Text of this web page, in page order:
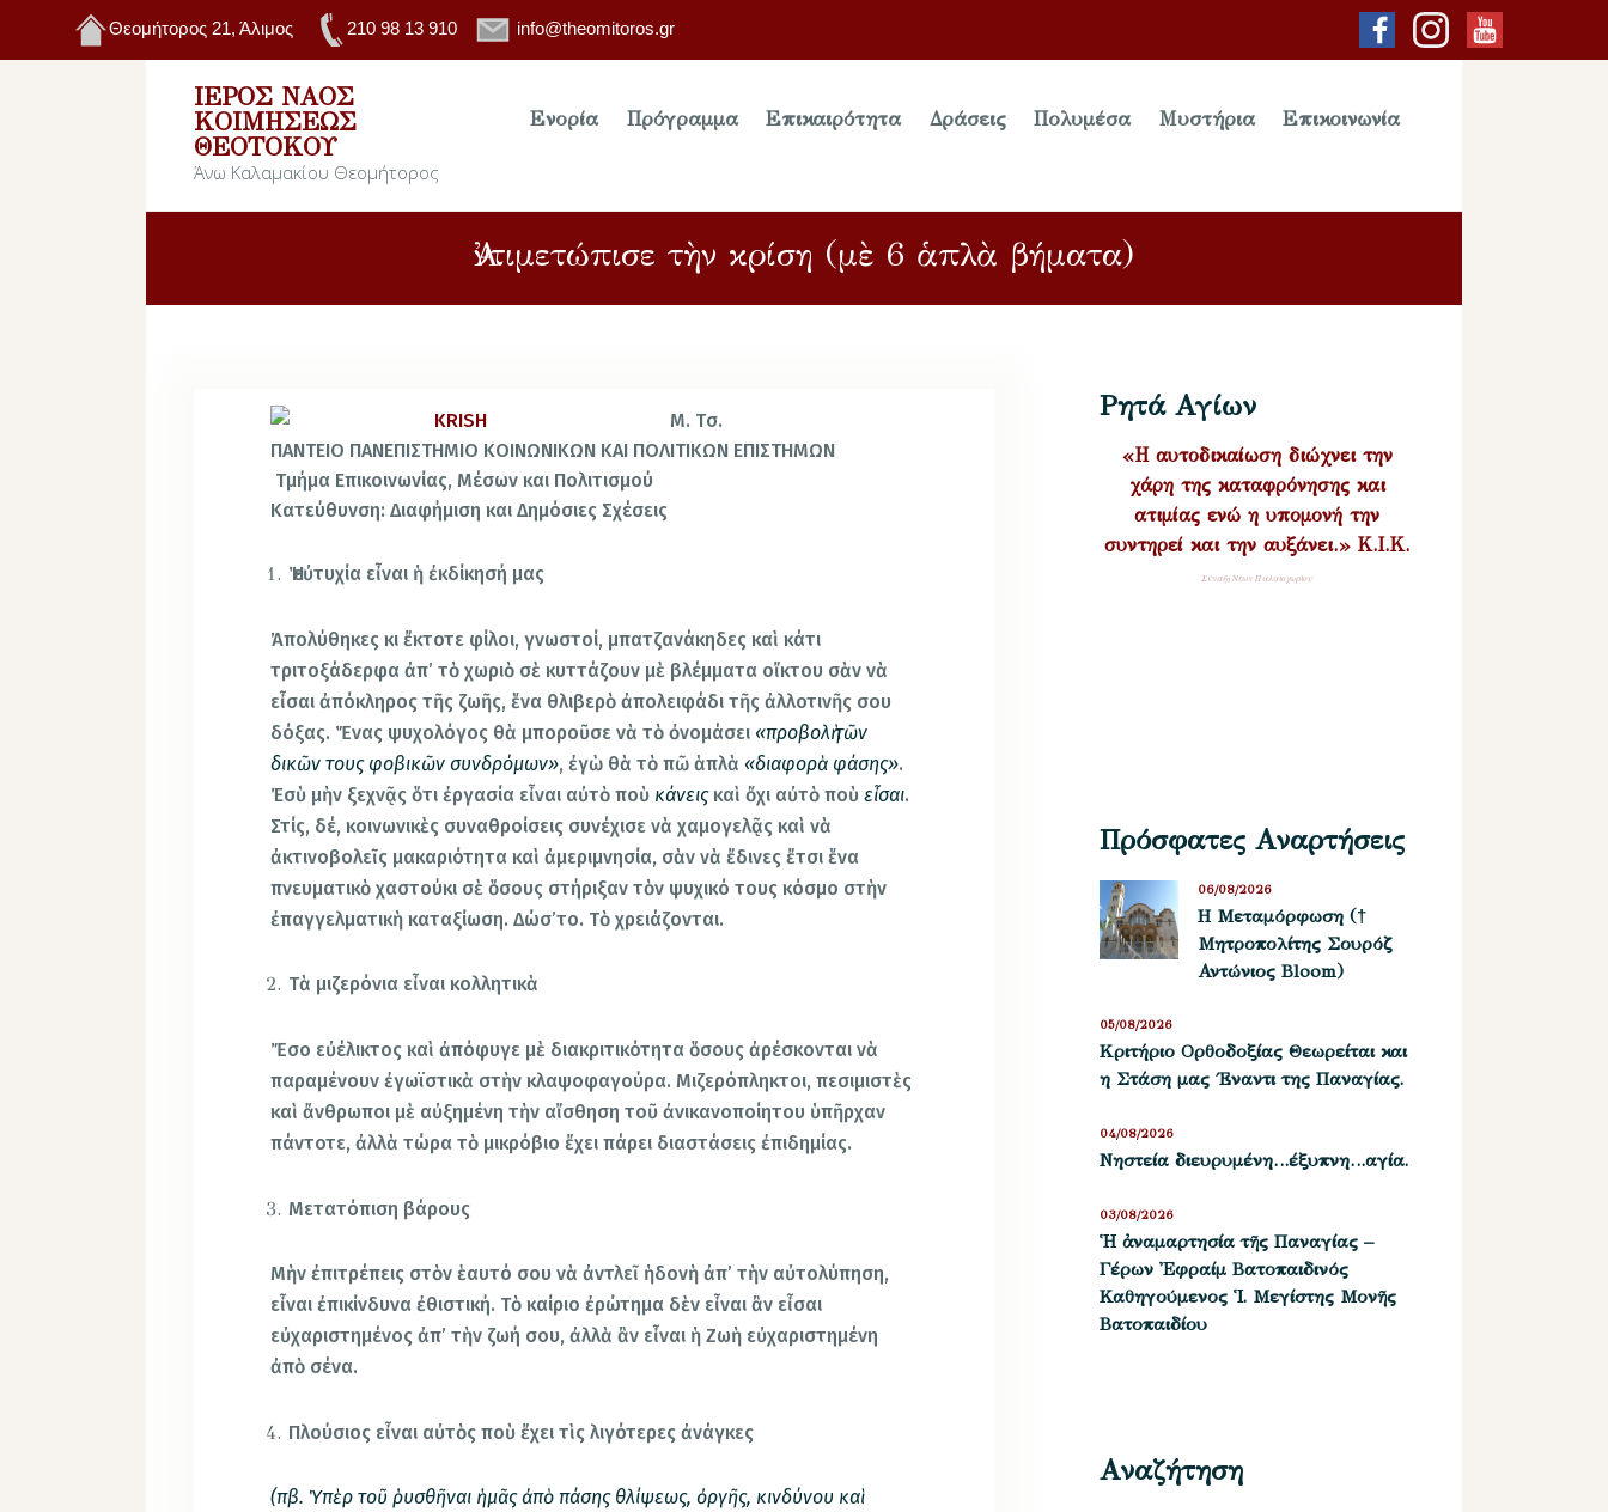
Θεομήτορος 21, Άλιμος 210 98 13 910 info@theomitoros.gr
ΙΕΡΌΣ ΝΑΌΣ
ΚΟΙΜΉΣΕΩΣ
ΘΕΟΤΌΚΟΥ
Άνω Καλαμακίου Θεομήτορος
Ενορία Πρόγραμμα Επικαιρότητα Δράσεις Πολυμέσα Μυστήρια Επικοινωνία
Ἀντιμετώπισε τὴν κρίση (μὲ 6 ἁπλὰ βήματα)
Μ. Tσ.
ΠΑΝΤΕΙΟ ΠΑΝΕΠΙΣΤΗΜΙΟ ΚΟΙΝΩΝΙΚΩΝ ΚΑΙ ΠΟΛΙΤΙΚΩΝ ΕΠΙΣΤΗΜΩΝ
Τμήμα Επικοινωνίας, Μέσων και Πολιτισμού
Κατεύθυνση: Διαφήμιση και Δημόσιες Σχέσεις
Ἡ εὐτυχία εἶναι ἡ ἐκδίκησή μας
Ἀπολύθηκες κι ἔκτοτε φίλοι, γνωστοί, μπατζανάκηδες καὶ κάτι
τριτοξάδερφα ἀπ’ τὸ χωριὸ σὲ κυττάζουν μὲ βλέμματα οἴκτου σὰν νὰ
εἶσαι ἀπόκληρος τῆς ζωῆς, ἕνα θλιβερὸ ἀπολειφάδι τῆς ἀλλοτινῆς σου
δόξας. Ἕνας ψυχολόγος θὰ μποροῦσε νὰ τὸ ὀνομάσει«προβολὴ τῶν
δικῶν τους φοβικῶν συνδρόμων», ἐγὼ θὰ τὸ πῶ ἁπλὰ«διαφορὰ φάσης».
Ἐσὺ μὴν ξεχνᾷς ὅτι ἐργασία εἶναι αὐτὸ ποὺ κάνειςκαὶ ὄχι αὐτὸ ποὺεἶσαι.
Στίς, δέ, κοινωνικὲς συναθροίσεις συνέχισε νὰ χαμογελᾷς καὶ νὰ
ἀκτινοβολεῖς μακαριότητα καὶ ἀμεριμνησία, σὰν νὰ ἔδινες ἔτσι ἕνα
πνευματικὸ χαστούκι σὲ ὅσους στήριξαν τὸν ψυχικό τους κόσμο στὴν
ἐπαγγελματικὴ καταξίωση. Δώσ’το. Τὸ χρειάζονται.
Τὰ μιζερόνια εἶναι κολλητικὰ
Ἔσο εὐέλικτος καὶ ἀπόφυγε μὲ διακριτικότητα ὅσους ἀρέσκονται νὰ
παραμένουν ἐγωϊστικὰ στὴν κλαψοφαγούρα. Μιζερόπληκτοι, πεσιμιστὲς
καὶ ἄνθρωποι μὲ αὐξημένη τὴν αἴσθηση τοῦ ἀνικανοποίητου ὑπῆρχαν
πάντοτε, ἀλλὰ τώρα τὸ μικρόβιο ἔχει πάρει διαστάσεις ἐπιδημίας.
Μετατόπιση βάρους
Μὴν ἐπιτρέπεις στὸν ἑαυτό σου νὰ ἀντλεῖ ἡδονὴ ἀπ’ τὴν αὐτολύπηση,
εἶναι ἐπικίνδυνα ἐθιστική. Τὸ καίριο ἐρώτημα δὲν εἶναι ἂν εἶσαι
εὐχαριστημένος ἀπ’ τὴν ζωή σου, ἀλλὰ ἂν εἶναι ἡ Ζωὴ εὐχαριστημένη
ἀπὸ σένα.
Πλούσιος εἶναι αὐτὸς ποὺ ἔχει τὶς λιγότερες ἀνάγκες
(πβ. Ὑπὲρ τοῦ ῥυσθῆναι ἡμᾶς ἀπὸ πάσης θλίψεως, ὀργῆς, κινδύνου καὶ
Ρητά Αγίων
«Η αυτοδικαίωση διώχνει την
χάρη της καταφρόνησης και
ατιμίας ενώ η υπομονή την
συντηρεί και την αυξάνει.» Κ.Ι.Κ.
Σύναξη Νέων Παλαιοχωρίου
Πρόσφατες Αναρτήσεις
Η Μεταμόρφωση (†
Μητροπολίτης Σουρόζ
Αντώνιος Bloom)
06/08/2026
Kριτήριο Oρθοδοξίας Θεωρείται και
η Στάση μας ΄Εναντι της Παναγίας.
05/08/2026
Νηστεία διευρυμένη…έξυπνη…αγία.
04/08/2026
Ἡ ἀναμαρτησία τῆς Παναγίας –
Γέρων Ἐφραίμ Βατοπαιδινός
Καθηγούμενος Ἱ. Μεγίστης Μονῆς
Βατοπαιδίου
03/08/2026
Αναζήτηση